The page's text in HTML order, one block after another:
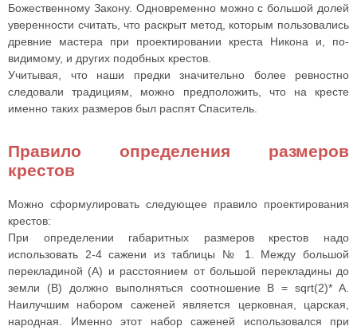
Божественному Закону. Одновременно можно с большой долей
уверенности считать, что раскрыт метод, которым пользовались
древние мастера при проектировании креста Никона и, по-
видимому, и других подобных крестов.
Учитывая, что наши предки значительно более ревностно
следовали традициям, можно предположить, что на кресте
именно таких размеров был распят Спаситель.
Правило определения размеров
крестов
Можно сформулировать следующее правило проектирования
крестов:
При определении габаритных размеров крестов надо
использовать 2-4сажени изтаблицы № 1.
Между большой
перекладиной (A) и расстоянием от большой перекладины до
земли (B) должно выполняться соотношение B = sqrt(2)* A.
Наилучшим набором саженей является церковная, царская,
народная. Именно этот набор саженей использовался при